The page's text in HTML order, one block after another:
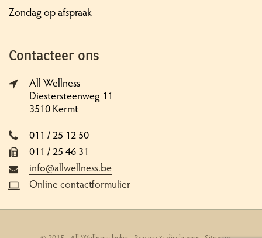
Zondag op afspraak
Contacteer ons
All Wellness
Diestersteenweg 11
3510 Kermt
011 / 25 12 50
011 / 25 46 31
info@allwellness.be
Online contactformulier